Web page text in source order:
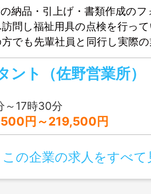
納品・引上げ・書類作成の
訪問し福祉用具の点検を行っ
でも先輩社員と同行し実際
きます。 ○相手と会話する
事に興味のある方、歓迎し
あります。 ※応募前に見学可
ご連絡ください。 ※業務変
ント（佐野営業所）
～17時30分
円～219,500円
この企業の求人をすべて